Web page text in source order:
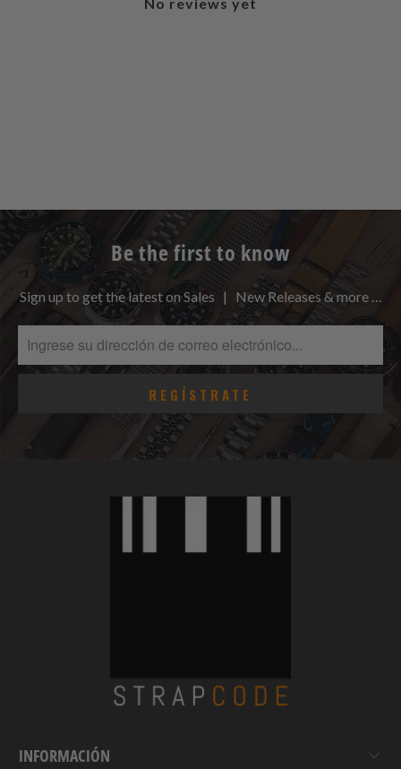
Be the first to know
Sign up to get the latest on Sales | New Releases & more …
INFORMACIÓN